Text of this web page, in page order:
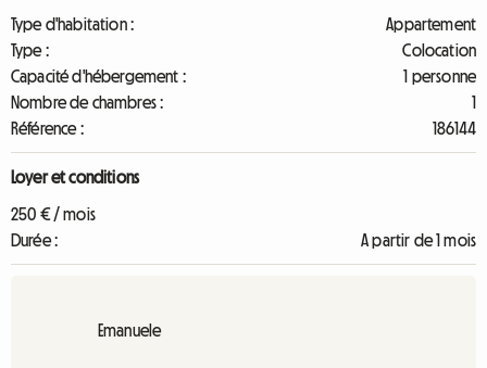
Type d'habitation :
Appartement
Type :
Colocation
Capacité d'hébergement :
1 personne
Nombre de chambres :
1
Référence :
186144
Loyer et conditions
250 € / mois
Durée :
A partir de 1 mois
Emanuele